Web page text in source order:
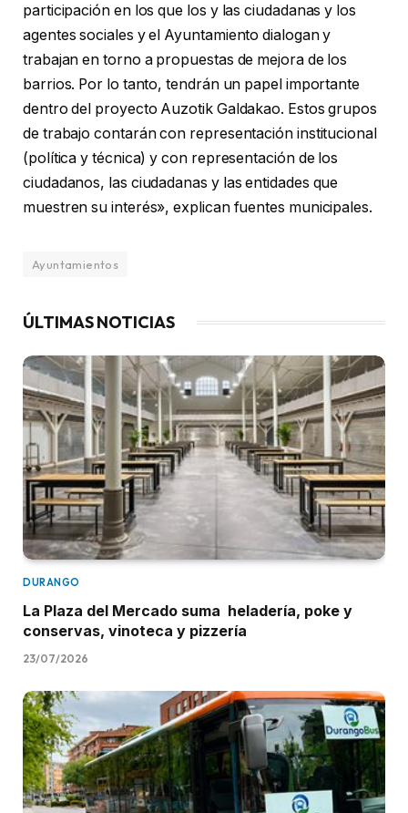
participación en los que los y las ciudadanas y los
agentes sociales y el Ayuntamiento dialogan y
trabajan en torno a propuestas de mejora de los
barrios. Por lo tanto, tendrán un papel importante
dentro del proyecto Auzotik Galdakao. Estos grupos
de trabajo contarán con representación institucional
(política y técnica) y con representación de los
ciudadanos, las ciudadanas y las entidades que
muestren su interés», explican fuentes municipales.
Ayuntamientos
ÚLTIMAS NOTICIAS
DURANGO
La Plaza del Mercado suma heladería, poke y
conservas, vinoteca y pizzería
23/07/2026